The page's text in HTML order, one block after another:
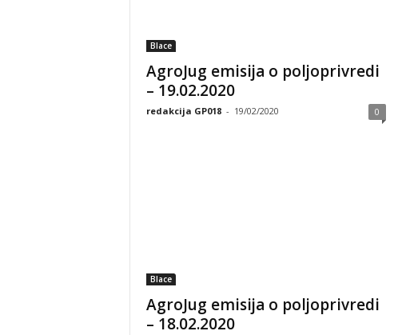
Blace
AgroJug emisija o poljoprivredi
– 19.02.2020
redakcija GP018 - 19/02/2020 0
Blace
AgroJug emisija o poljoprivredi
– 18.02.2020